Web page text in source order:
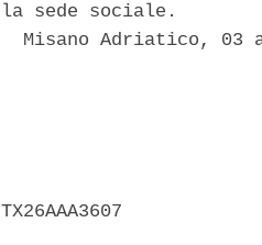
la sede sociale.
Misano Adriatico, 03